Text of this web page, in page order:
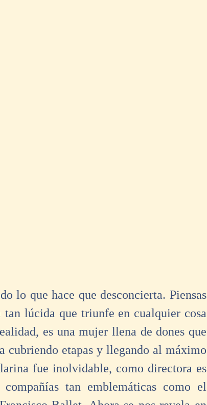
lo que hace que desconcierta. Piensas
lúcida que triunfe en cualquier cosa
es una mujer llena de dones que
cubriendo etapas y llegando al máximo
fue inolvidable, como directora es
tan emblemáticas como el